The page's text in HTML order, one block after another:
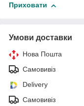
Приховати
Умови доставки
Нова Пошта
Самовивіз
Delivery
Самовивіз